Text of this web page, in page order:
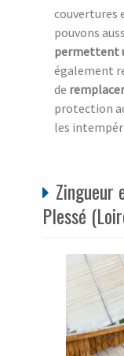
couvertures
pouvons
permettent
également
de
protection
les
Zingueur
Plessé